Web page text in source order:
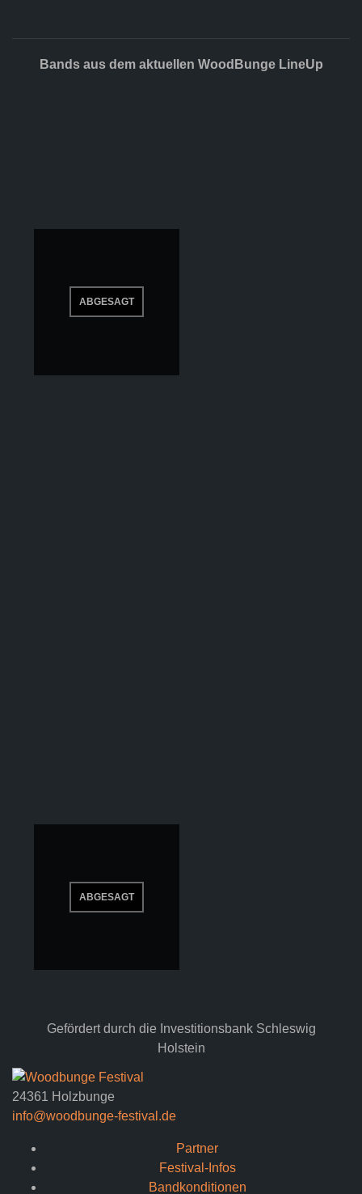
Bands aus dem aktuellen WoodBunge LineUp
Gefördert durch die Investitionsbank Schleswig
Holstein
24361 Holzbunge
info@woodbunge-festival.de
Partner
Festival-Infos
Bandkonditionen